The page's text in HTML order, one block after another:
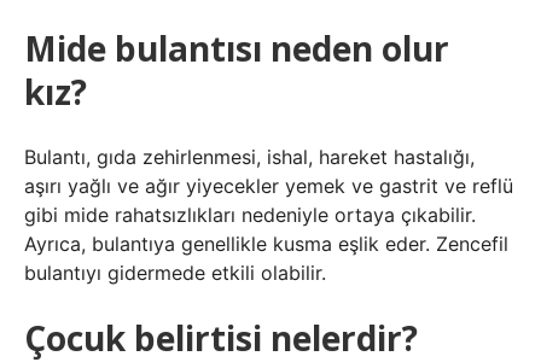
Mide bulantısı neden olur
kız?
Bulantı, gıda zehirlenmesi, ishal, hareket hastalığı,
aşırı yağlı ve ağır yiyecekler yemek ve gastrit ve reflü
gibi mide rahatsızlıkları nedeniyle ortaya çıkabilir.
Ayrıca, bulantıya genellikle kusma eşlik eder. Zencefil
bulantıyı gidermede etkili olabilir.
Çocuk belirtisi nelerdir?